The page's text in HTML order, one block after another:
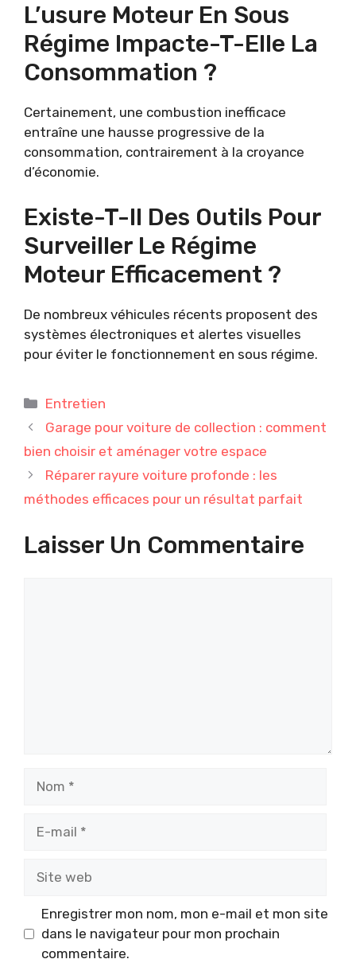
L’usure Moteur En Sous
Régime Impacte-T-Elle La
Consommation ?
Certainement, une combustion inefficace
entraîne une hausse progressive de la
consommation, contrairement à la croyance
d’économie.
Existe-T-Il Des Outils Pour
Surveiller Le Régime
Moteur Efficacement ?
De nombreux véhicules récents proposent des
systèmes électroniques et alertes visuelles
pour éviter le fonctionnement en sous régime.
Catégories
Entretien
Garage pour voiture de collection : comment
bien choisir et aménager votre espace
Réparer rayure voiture profonde : les
méthodes efficaces pour un résultat parfait
Laisser Un Commentaire
Enregistrer mon nom, mon e-mail et mon site
dans le navigateur pour mon prochain
commentaire.